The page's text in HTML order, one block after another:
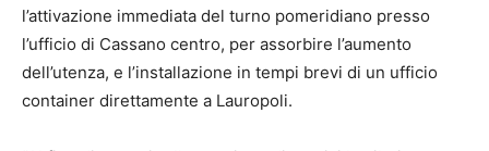
l’attivazione immediata del turno pomeridiano presso
l’ufficio di Cassano centro, per assorbire l’aumento
dell’utenza, e l’installazione in tempi brevi di un ufficio
container direttamente a Lauropoli.